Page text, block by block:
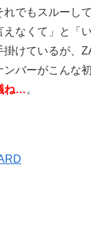
れでもスルーし
えなくて」と「
掛けているが、
ンバーがこんな
ね…。